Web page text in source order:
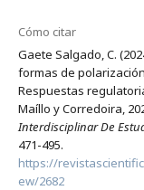
Cómo citar
Gaete Salgado, C.
formas de
Respuestas
Maíllo y Corredoira,
Interdisciplinar De
471-495.
https://
ew/2682